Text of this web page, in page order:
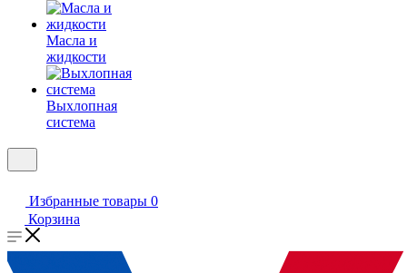
Масла и
жидкости
Выхлопная
система
Избранные товары 0
Корзина